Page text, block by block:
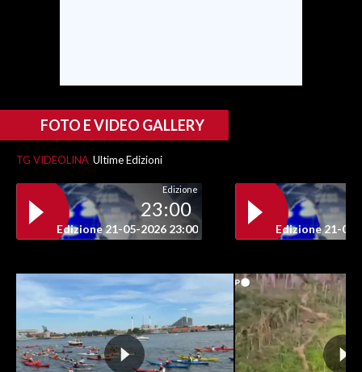
FOTO E VIDEO GALLERY
TG VIDEOLINA Ultime Edizioni
Edizione
23:00
Edizione 21-05-2026 23:00 Edizione 21-05-